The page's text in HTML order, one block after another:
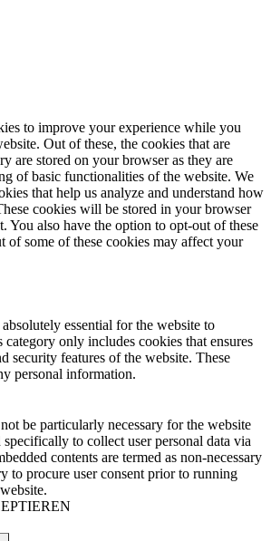
to improve your experience while you
Out of these, the cookies that are
are stored on your browser as they are
of basic functionalities of the website. We
that help us analyze and understand how
cookies will be stored in your browser
You also have the option to opt-out of these
of some of these cookies may affect your
essential for the website to
only includes cookies that ensures
security features of the website. These
personal information.
be particularly necessary for the website
to collect user personal data via
contents are termed as non-necessary
to procure user consent prior to running